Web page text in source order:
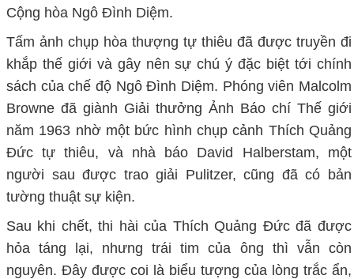
Cộng hòa Ngô Đình Diệm.
Tấm ảnh chụp hòa thượng tự thiêu đã được truyền đi
khắp thế giới và gây nên sự chú ý đặc biệt tới chính
sách của chế độ Ngô Đình Diệm. Phóng viên Malcolm
Browne đã giành Giải thưởng Ảnh Báo chí Thế giới
năm 1963 nhờ một bức hình chụp cảnh Thích Quảng
Đức tự thiêu, và nhà báo David Halberstam, một
người sau được trao giải Pulitzer, cũng đã có bản
tường thuật sự kiện.
Sau khi chết, thi hài của Thích Quảng Đức đã được
hỏa táng lại, nhưng trái tim của ông thì vẫn còn
nguyên. Đây được coi là biểu tượng của lòng trắc ẩn,